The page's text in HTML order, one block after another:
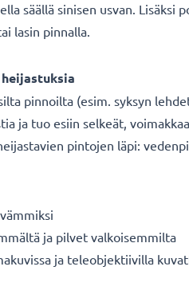
säällä sinisen usvan.
lasin pinnalla.
pinnoilta (esim. syksyn
ja tuo esiin selkeät,
pintojen läpi:
ja pilvet valkoisemmilta
ja teleobjektiivilla